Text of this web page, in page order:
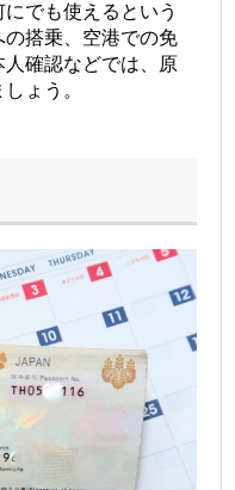
でも使えるという
搭乗、空港での免
確認などでは、原
ょう。